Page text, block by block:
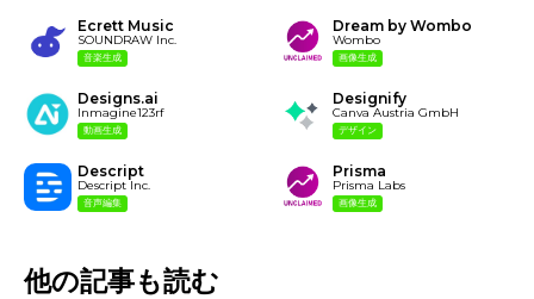
Ecrett Music
SOUNDRAW Inc.
音楽生成
Dream by Wombo
Wombo
画像生成
Designs.ai
Inmagine123rf
動画生成
Designify
Canva Austria GmbH
デザイン
Descript
Descript Inc.
音声編集
Prisma
Prisma Labs
画像生成
他の記事も読む